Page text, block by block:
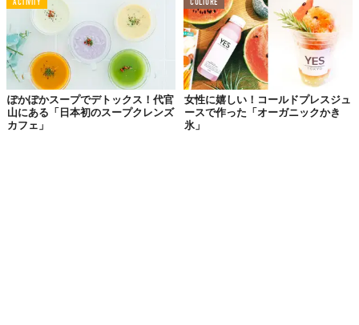
ACTIVITY
ぽかぽかスープでデトックス！代官
山にある「日本初のスープクレンズ
カフェ」
CULTURE
女性に嬉しい！コールドプレスジュ
ースで作った「オーガニックかき
氷」